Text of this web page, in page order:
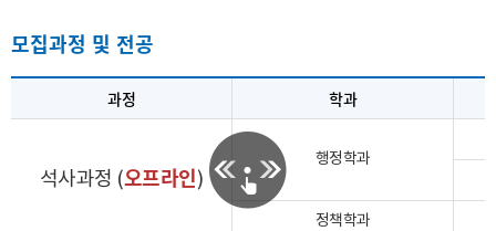
모집과정 및 전공
과정 학과
석사과정 (오프라인)
행정학과
정책학과